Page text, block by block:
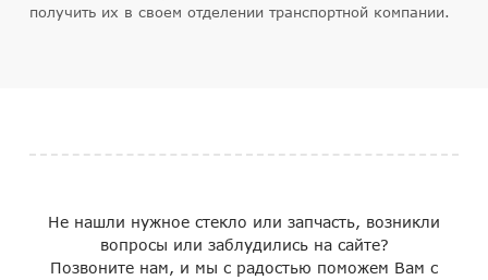
получить их в своем отделении транспортной компании.
Не нашли нужное стекло или запчасть, возникли
вопросы или заблудились на сайте?
Позвоните нам, и мы с радостью поможем Вам с